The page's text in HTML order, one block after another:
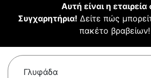
Αυτή είναι η εταιρεία
Συγχαρητήρια! Δείτε πώς
πακέτο βραβείων!
Γλυφάδα